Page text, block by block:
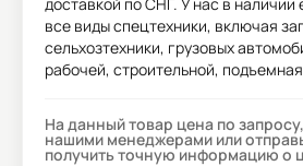
все виды спецтехники, включая
сельхозтехники, грузовых
рабочей, строительной,
На данный товар цена по
нашими менеджерами или
получить точную информацию о